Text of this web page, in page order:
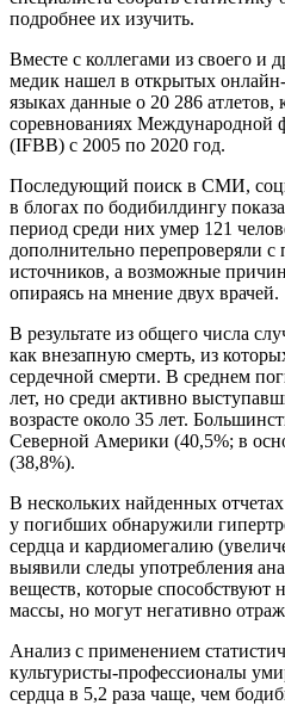
подробнее их изучить.
Вместе с коллегами из своего и
медик нашел в открытых
языках данные о 20 286 атлетов,
соревнованиях Международной
(IFBB) с 2005 по 2020 год.
Последующий поиск в СМИ,
в блогах по бодибилдингу
период среди них умер 121
дополнительно перепроверяли
источников, а возможные
опираясь на мнение двух врачей.
В результате из общего числа
как внезапную смерть, из
сердечной смерти. В среднем
лет, но среди активно
возрасте около 35 лет.
Северной Америки (40,5%; в
(38,8%).
В нескольких найденных
у погибших обнаружили
сердца и кардиомегалию
выявили следы употребления
веществ, которые
массы, но могут негативно
Анализ с применением
культуристы-профессионалы
сердца в 5,2 раза чаще, чем